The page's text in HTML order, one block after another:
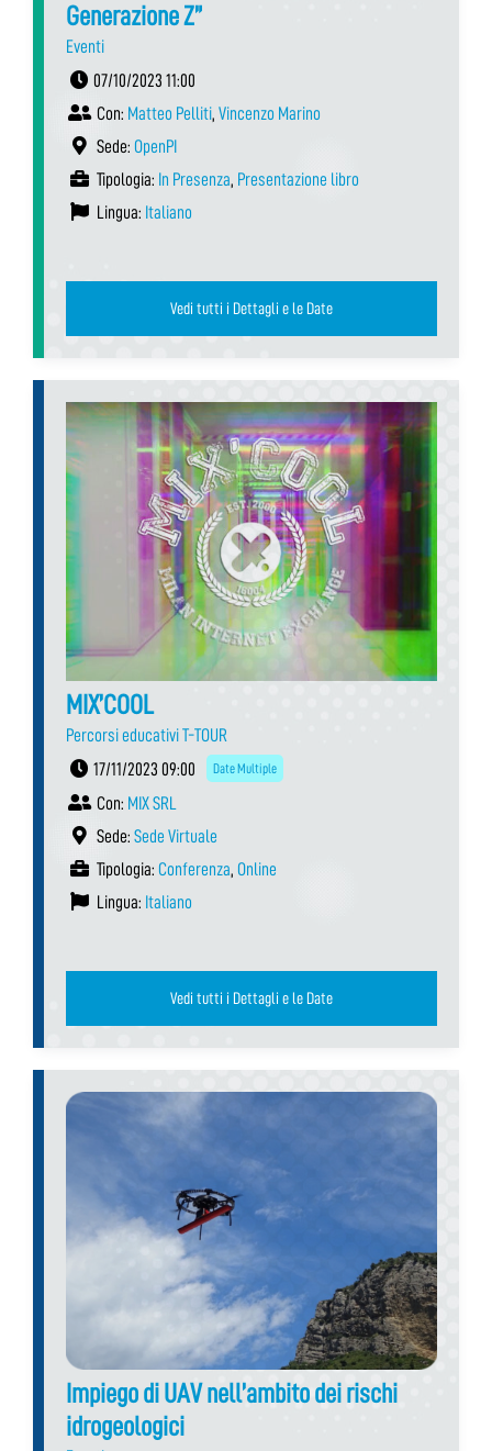
Generazione Z”
Eventi
07/10/2023 11:00
Con: Matteo Pelliti, Vincenzo Marino
Sede: OpenPI
Tipologia: In Presenza, Presentazione libro
Lingua: Italiano
Vedi tutti i Dettagli e le Date
MIX’COOL
Percorsi educativi T-TOUR
17/11/2023 09:00
Date Multiple
Con: MIX SRL
Sede: Sede Virtuale
Tipologia: Conferenza, Online
Lingua: Italiano
Vedi tutti i Dettagli e le Date
Impiego di UAV nell’ambito dei rischi
idrogeologici